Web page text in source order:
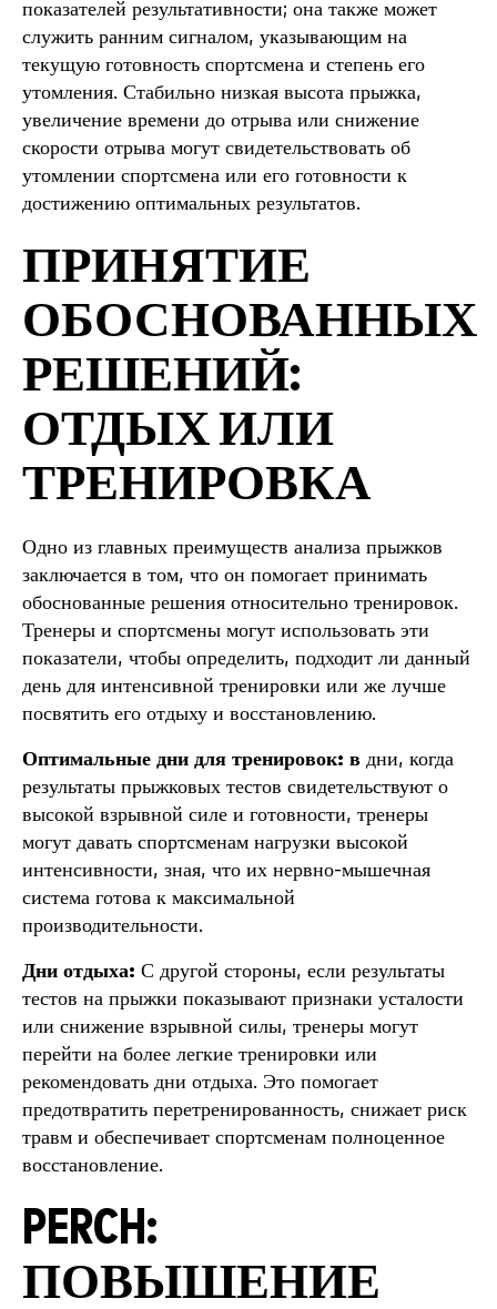
показателей результативности; она также может
служить ранним сигналом, указывающим на
текущую готовность спортсмена и степень его
утомления. Стабильно низкая высота прыжка,
увеличение времени до отрыва или снижение
скорости отрыва могут свидетельствовать об
утомлении спортсмена или его готовности к
достижению оптимальных результатов.
ПРИНЯТИЕ
ОБОСНОВАННЫХ
РЕШЕНИЙ:
ОТДЫХ ИЛИ
ТРЕНИРОВКА
Одно из главных преимуществ анализа прыжков
заключается в том, что он помогает принимать
обоснованные решения относительно тренировок.
Тренеры и спортсмены могут использовать эти
показатели, чтобы определить, подходит ли данный
день для интенсивной тренировки или же лучше
посвятить его отдыху и восстановлению.
Оптимальные дни для тренировок: в дни, когда
результаты прыжковых тестов свидетельствуют о
высокой взрывной силе и готовности, тренеры
могут давать спортсменам нагрузки высокой
интенсивности, зная, что их нервно-мышечная
система готова к максимальной
производительности.
Дни отдыха: С другой стороны, если результаты
тестов на прыжки показывают признаки усталости
или снижение взрывной силы, тренеры могут
перейти на более легкие тренировки или
рекомендовать дни отдыха. Это помогает
предотвратить перетренированность, снижает риск
травм и обеспечивает спортсменам полноценное
восстановление.
PERCH:
ПОВЫШЕНИЕ